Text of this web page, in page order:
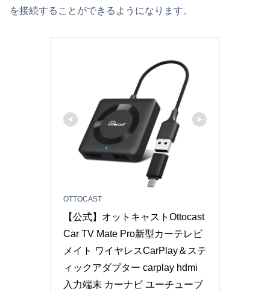
を接続することができるようになります。
OTTOCAST
【公式】オットキャストOttocast
Car TV Mate Pro新型カーテレビ
メイト ワイヤレスCarPlay＆ステ
ィックアダプター carplay hdmi
入力端末 カーナビ ユーチューブ